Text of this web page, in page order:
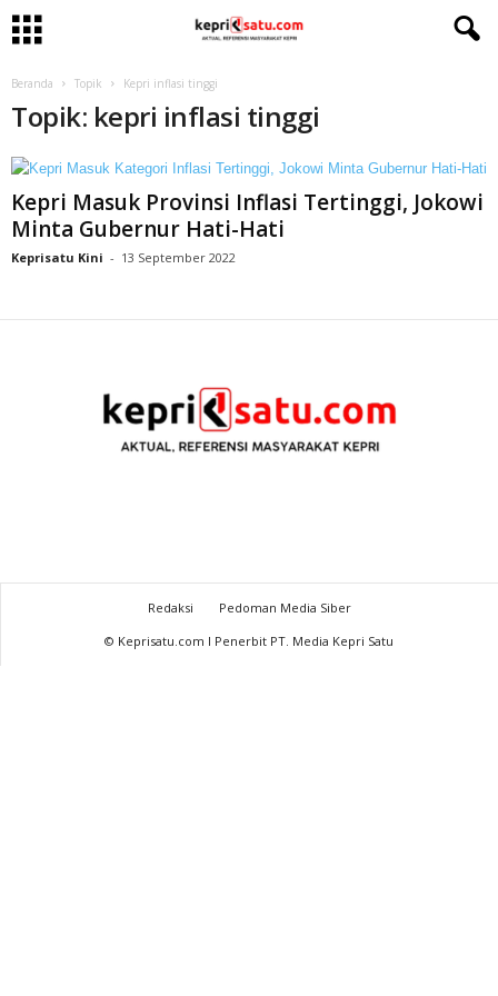
Beranda Topik Kepri inflasi tinggi
Topik: kepri inflasi tinggi
Kepri Masuk Provinsi Inflasi Tertinggi, Jokowi
Minta Gubernur Hati-Hati
Keprisatu Kini - 13 September 2022
Redaksi
Pedoman Media Siber
© Keprisatu.com I Penerbit PT. Media Kepri Satu